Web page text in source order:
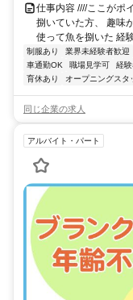
仕事内容 ////ここがポ
捌いていた方、 趣味
使って魚を捌いた 経
制服あり 業界未経験者歓迎
車通勤OK
職場見学可 経
育休あり
オープニングスタ
同じ企業の求人
アルバイト・パート